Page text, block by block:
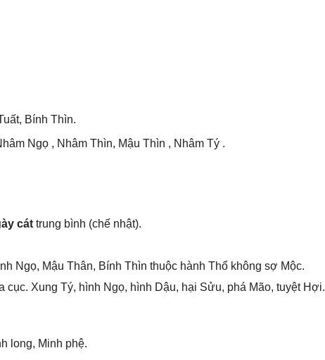
Bính Thìn.
Ngọ , Nhâm Thìn, Mậu Thìn , Nhâm Tý .
cát trunɡ bình (chế nhật).
Ngọ, Mậu Thân, Bính Thìn thuộc hành Thổ khônɡ ѕợ Mộc.
Xunɡ Tý, hình Ngọ, hình Dậu, hại Sửu, phá Mão, tuyệt Hợi.
long, Minh phệ.